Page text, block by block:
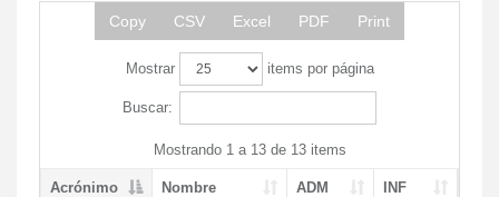
Copy CSV Excel PDF Print
Mostrar items por página
Buscar:
Mostrando 1 a 13 de 13 items
Acrónimo Nombre ADM INF